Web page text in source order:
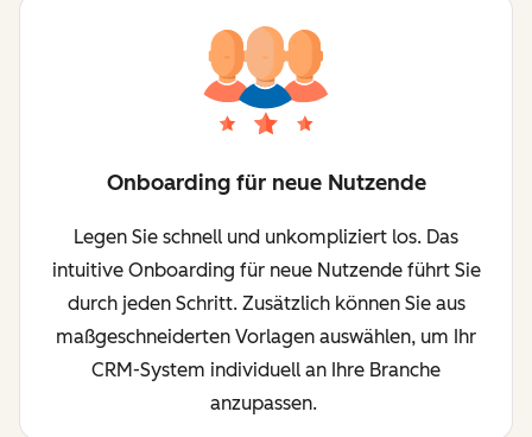
Onboarding für neue Nutzende
Legen Sie schnell und unkompliziert los. Das
intuitive Onboarding für neue Nutzende führt Sie
durch jeden Schritt. Zusätzlich können Sie aus
maßgeschneiderten Vorlagen auswählen, um Ihr
CRM-System individuell an Ihre Branche
anzupassen.